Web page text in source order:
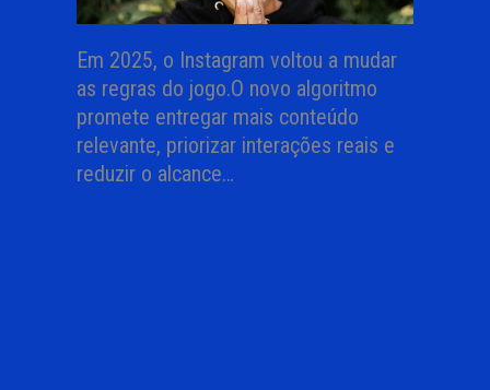
Em 2025, o Instagram voltou a mudar
as regras do jogo.O novo algoritmo
promete entregar mais conteúdo
relevante, priorizar interações reais e
reduzir o alcance…